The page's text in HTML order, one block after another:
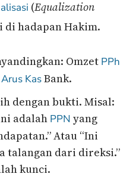
(Equalization
di hadapan Hakim.
Omzet PPh
Arus KasBank.
dengan bukti. Misal:
adalah PPN yang
Atau “Ini
talangan dari direksi.”
kunci.